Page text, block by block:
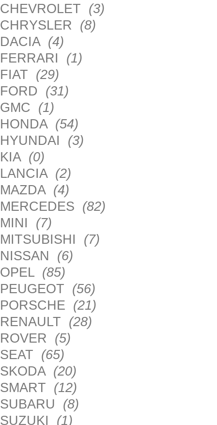
CHEVROLET (3)
CHRYSLER (8)
DACIA (4)
FERRARI (1)
FIAT (29)
FORD (31)
GMC (1)
HONDA (54)
HYUNDAI (3)
KIA (0)
LANCIA (2)
MAZDA (4)
MERCEDES (82)
MINI (7)
MITSUBISHI (7)
NISSAN (6)
OPEL (85)
PEUGEOT (56)
PORSCHE (21)
RENAULT (28)
ROVER (5)
SEAT (65)
SKODA (20)
SMART (12)
SUBARU (8)
SUZUKI (1)